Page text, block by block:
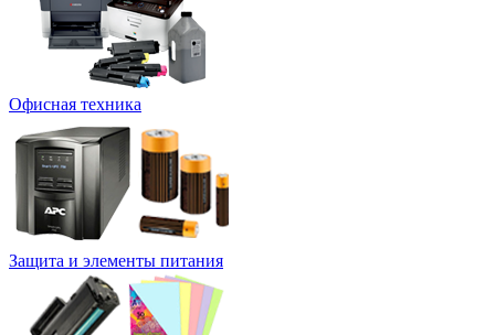
Офисная техника
Защита и элементы питания